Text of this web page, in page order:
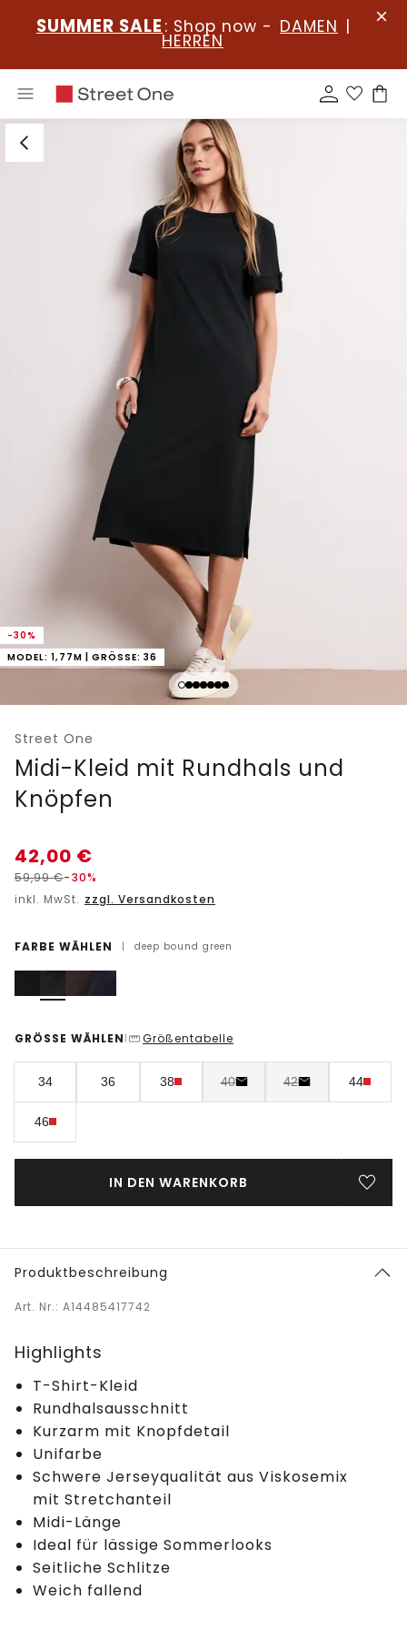
SUMMER SALE : Shop now - DAMEN |
HERREN
-30%
MODEL: 1,77M | GRÖSSE: 36
Street One
Midi-Kleid mit Rundhals und
Knöpfen
42,00 €
59,99€-30%
inkl. MwSt. zzgl. Versandkosten
FARBE WÄHLEN | deep bound green
GRÖSSE WÄHLEN | Größentabelle
34 36 38 40 42 44
46
IN DEN WARENKORB
Produktbeschreibung
Art. Nr.: A14485417742
Highlights
T-Shirt-Kleid
Rundhalsausschnitt
Kurzarm mit Knopfdetail
Unifarbe
Schwere Jerseyqualität aus Viskosemix
mit Stretchanteil
Midi-Länge
Ideal für lässige Sommerlooks
Seitliche Schlitze
Weich fallend